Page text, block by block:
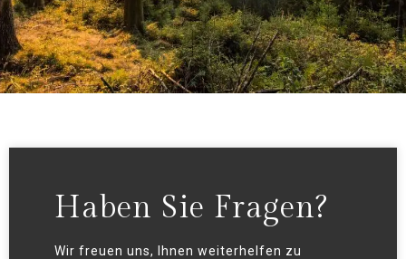
Haben Sie Fragen?
Wir freuen uns, Ihnen weiterhelfen zu